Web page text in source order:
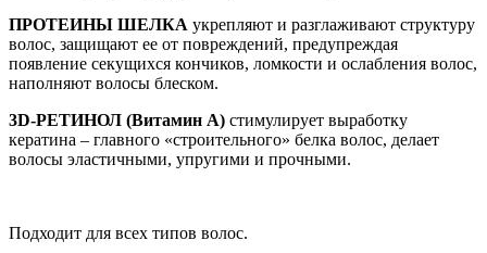
ПРОТЕИНЫ ШЕЛКА укрепляют и разглаживают структуру
волос, защищают ее от повреждений, предупреждая
появление секущихся кончиков, ломкости и ослабления волос,
наполняют волосы блеском.
3D-РЕТИНОЛ (Витамин А) стимулирует выработку
кератина – главного «строительного» белка волос, делает
волосы эластичными, упругими и прочными.
Подходит для всех типов волос.